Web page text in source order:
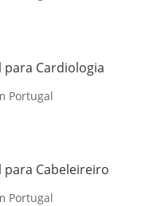
Cardiologia
Portugal
Cabeleireiro
Portugal